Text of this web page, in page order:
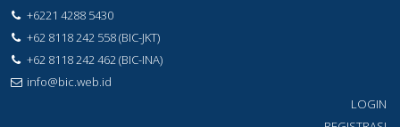
+6221 4288 5430
+62 8118 242 558 (BIC-JKT)
+62 8118 242 462 (BIC-INA)
info@bic.web.id
LOGIN